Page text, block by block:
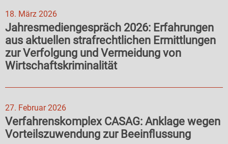
18. März 2026
Jahresmediengespräch 2026: Erfahrungen
aus aktuellen strafrechtlichen Ermittlungen
zur Verfolgung und Vermeidung von
Wirtschaftskriminalität
27. Februar 2026
Verfahrenskomplex CASAG: Anklage wegen
Vorteilszuwendung zur Beeinflussung